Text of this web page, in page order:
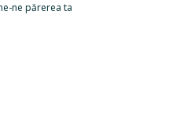
ne părerea ta